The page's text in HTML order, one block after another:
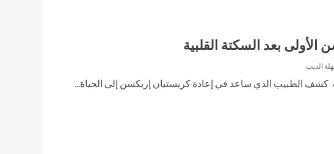
الأولى بعد السكتة القلبية
الديب
الطبيب الذي ساعد في إعادة كريستيان إريكسن إلى الحياة...